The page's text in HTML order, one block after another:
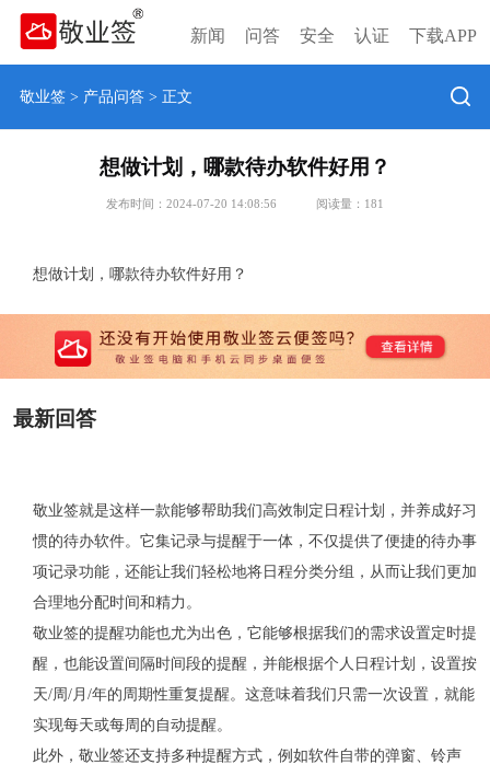
新闻 问答 安全 认证 下载APP
敬业签> 产品问答> 正文
想做计划，哪款待办软件好用？
发布时间：2024-07-20 14:08:56 阅读量： 181
想做计划，哪款待办软件好用？
最新回答
敬业签就是这样一款能够帮助我们高效制定日程计划，并养成好习
惯的待办软件。它集记录与提醒于一体，不仅提供了便捷的待办事
项记录功能，还能让我们轻松地将日程分类分组，从而让我们更加
合理地分配时间和精力。
敬业签的提醒功能也尤为出色，它能够根据我们的需求设置定时提
醒，也能设置间隔时间段的提醒，并能根据个人日程计划，设置按
天/周/月/年的周期性重复提醒。这意味着我们只需一次设置，就能
实现每天或每周的自动提醒。
此外，敬业签还支持多种提醒方式，例如软件自带的弹窗、铃声